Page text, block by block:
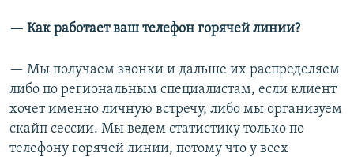
— Как работает ваш телефон горячей линии?
— Мы получаем звонки и дальше их распределяем
либо по региональным специалистам, если клиент
хочет именно личную встречу, либо мы организуем
скайп сессии. Мы ведем статистику только по
телефону горячей линии, потому что у всех